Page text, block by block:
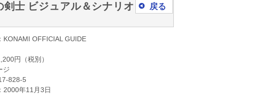
戻る
士 ビジュアル＆シナリオ
KONAMI OFFICIAL GUIDE
円（税別）
ジ
828-5
2000年11月3日